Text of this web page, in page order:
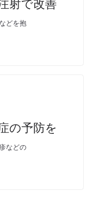
どを抱
の予防を
などの